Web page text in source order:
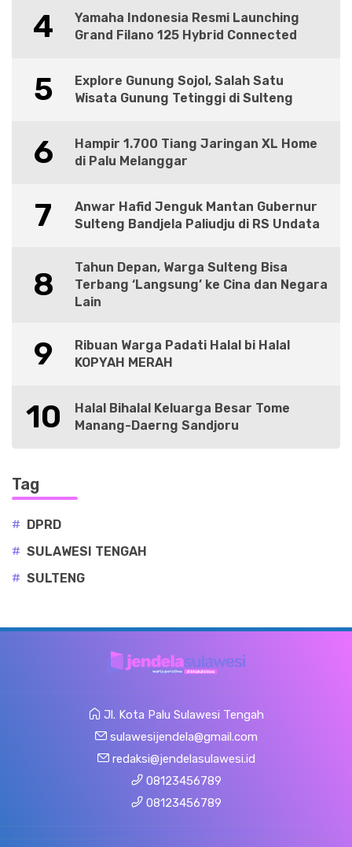
4
Yamaha Indonesia Resmi Launching
Grand Filano 125 Hybrid Connected
5
Explore Gunung Sojol, Salah Satu
Wisata Gunung Tetinggi di Sulteng
6
Hampir 1.700 Tiang Jaringan XL Home
di Palu Melanggar
7
Anwar Hafid Jenguk Mantan Gubernur
Sulteng Bandjela Paliudju di RS Undata
8
Tahun Depan, Warga Sulteng Bisa
Terbang ‘Langsung’ ke Cina dan Negara
Lain
9
Ribuan Warga Padati Halal bi Halal
KOPYAH MERAH
10
Halal Bihalal Keluarga Besar Tome
Manang-Daerng Sandjoru
Tag
# DPRD
# SULAWESI TENGAH
# SULTENG
Jl. Kota Palu Sulawesi Tengah
sulawesijendela@gmail.com
redaksi@jendelasulawesi.id
08123456789
08123456789